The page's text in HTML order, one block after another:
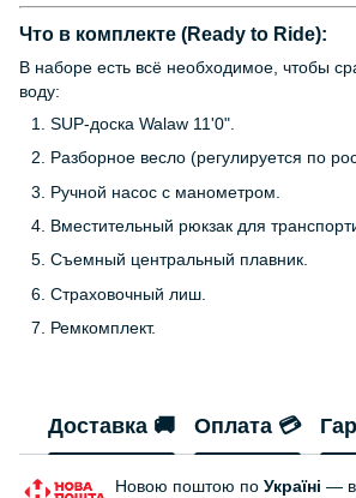
Что в комплекте (Ready to Ride):
В наборе есть всё необходимое, чтобы
воду:
SUP-доска Walaw 11'0".
Разборное весло (регулируется по
Ручной насос с манометром.
Вместительный рюкзак для
Съемный центральный плавник.
Страховочный лиш.
Ремкомплект.
Доставка 🚚 Оплата 💳
Новою поштою по Україні —